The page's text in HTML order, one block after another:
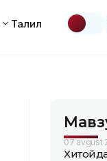
Таҳлил
07 avgust